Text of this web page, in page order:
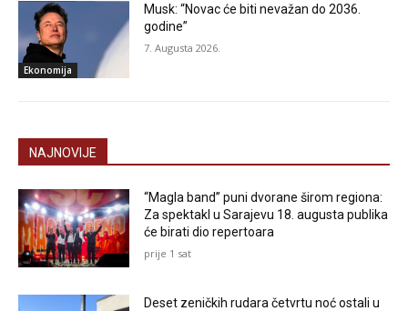
Ekonomija
Musk: “Novac će biti nevažan do 2036.
godine”
7. Augusta 2026.
NAJNOVIJE
“Magla band” puni dvorane širom regiona:
Za spektakl u Sarajevu 18. augusta publika
će birati dio repertoara
prije 1 sat
Deset zeničkih rudara četvrtu noć ostali u